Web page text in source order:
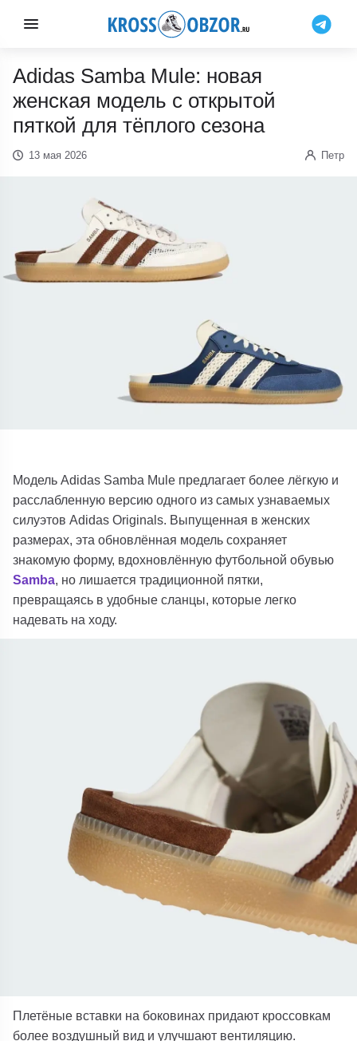
Adidas Samba Mule: новая
женская модель с открытой
пяткой для тёплого сезона
13 мая 2026 Петр
Модель Adidas Samba Mule предлагает более лёгкую и
расслабленную версию одного из самых узнаваемых
силуэтов Adidas Originals. Выпущенная в женских
размерах, эта обновлённая модель сохраняет
знакомую форму, вдохновлённую футбольной обувью
Samba, но лишается традиционной пятки,
превращаясь в удобные сланцы, которые легко
надевать на ходу.
Плетёные вставки на боковинах придают кроссовкам
более воздушный вид и улучшают вентиляцию.